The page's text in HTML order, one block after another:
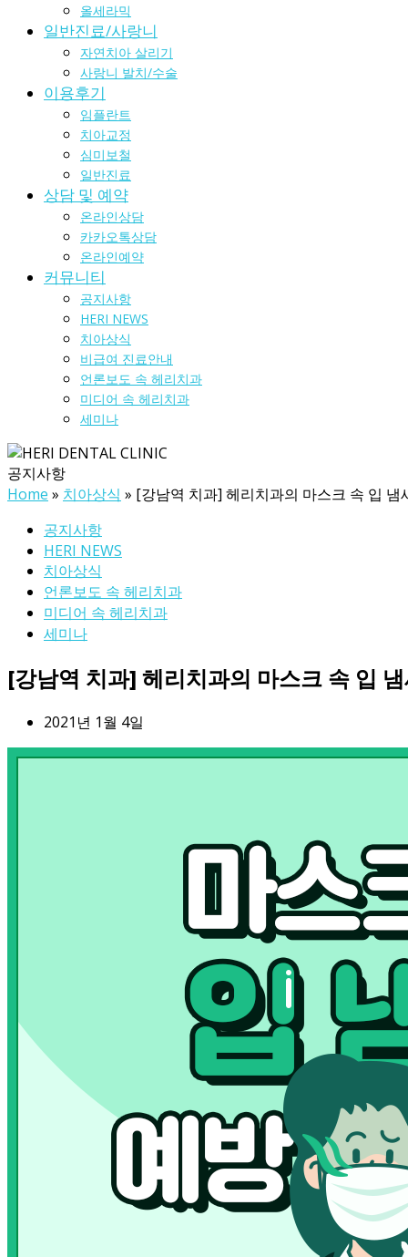
올세라믹
일반진료/사랑니
자연치아 살리기
사랑니 발치/수술
이용후기
임플란트
치아교정
심미보철
일반진료
상담 및 예약
온라인상담
카카오톡상담
온라인예약
커뮤니티
공지사항
HERI NEWS
치아상식
비급여 진료안내
언론보도 속 헤리치과
미디어 속 헤리치과
세미나
공지사항
Home » 치아상식 » [강남역 치과] 헤리치과의 마스크 속 입 냄
공지사항
HERI NEWS
치아상식
언론보도 속 헤리치과
미디어 속 헤리치과
세미나
[강남역 치과] 헤리치과의 마스크 속 입
2021년 1월 4일